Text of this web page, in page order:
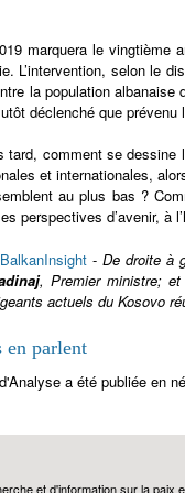
marquera le vingtième
L’intervention, selon le
la population
déclenché que
tard, comment se
et internationales,
au plus bas ?
perspectives d’avenir, à
BalkanInsight-De droite à
, Premier ministre;
actuels du Kosovo
en parlent
a été publiée en
et d'information sur la paix